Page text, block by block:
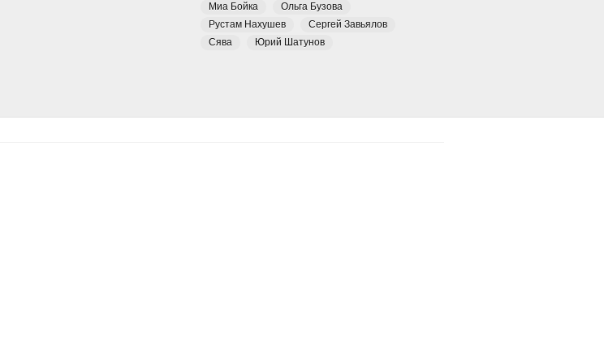
Миа Бойка
Ольга Бузова
Рустам Нахушев
Сергей Завьялов
Сява
Юрий Шатунов